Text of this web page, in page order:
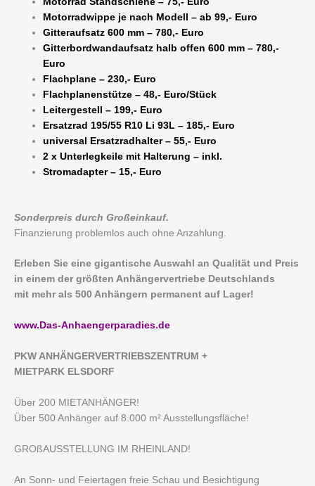
Motorradwippe je nach Modell – ab 99,- Euro
Gitteraufsatz 600 mm – 780,- Euro
Gitterbordwandaufsatz halb offen 600 mm – 780,-
Euro
Flachplane – 230,- Euro
Flachplanenstütze – 48,- Euro/Stück
Leitergestell – 199,- Euro
Ersatzrad 195/55 R10 Li 93L – 185,- Euro
universal Ersatzradhalter – 55,- Euro
2 x Unterlegkeile mit Halterung – inkl.
Stromadapter – 15,- Euro
Sonderpreis durch Großeinkauf.
Finanzierung problemlos auch ohne Anzahlung.
Erleben Sie eine gigantische Auswahl an Qualität und Preis
in einem der größten Anhängervertriebe Deutschlands
mit mehr als 500 Anhängern permanent auf Lager!
www.Das-Anhaengerparadies.de
P KW ANHÄNGERVERTRIEBSZENTRUM +
MIETPARK ELSDORF
Über 200 MIETANHÄNGER!
Über 500 Anhänger auf 8.000 m² Ausstellungsfläche!
GROßAUSSTELLUNG IM RHEINLAND!
An Sonn- und Feiertagen freie Schau und Besichtigung